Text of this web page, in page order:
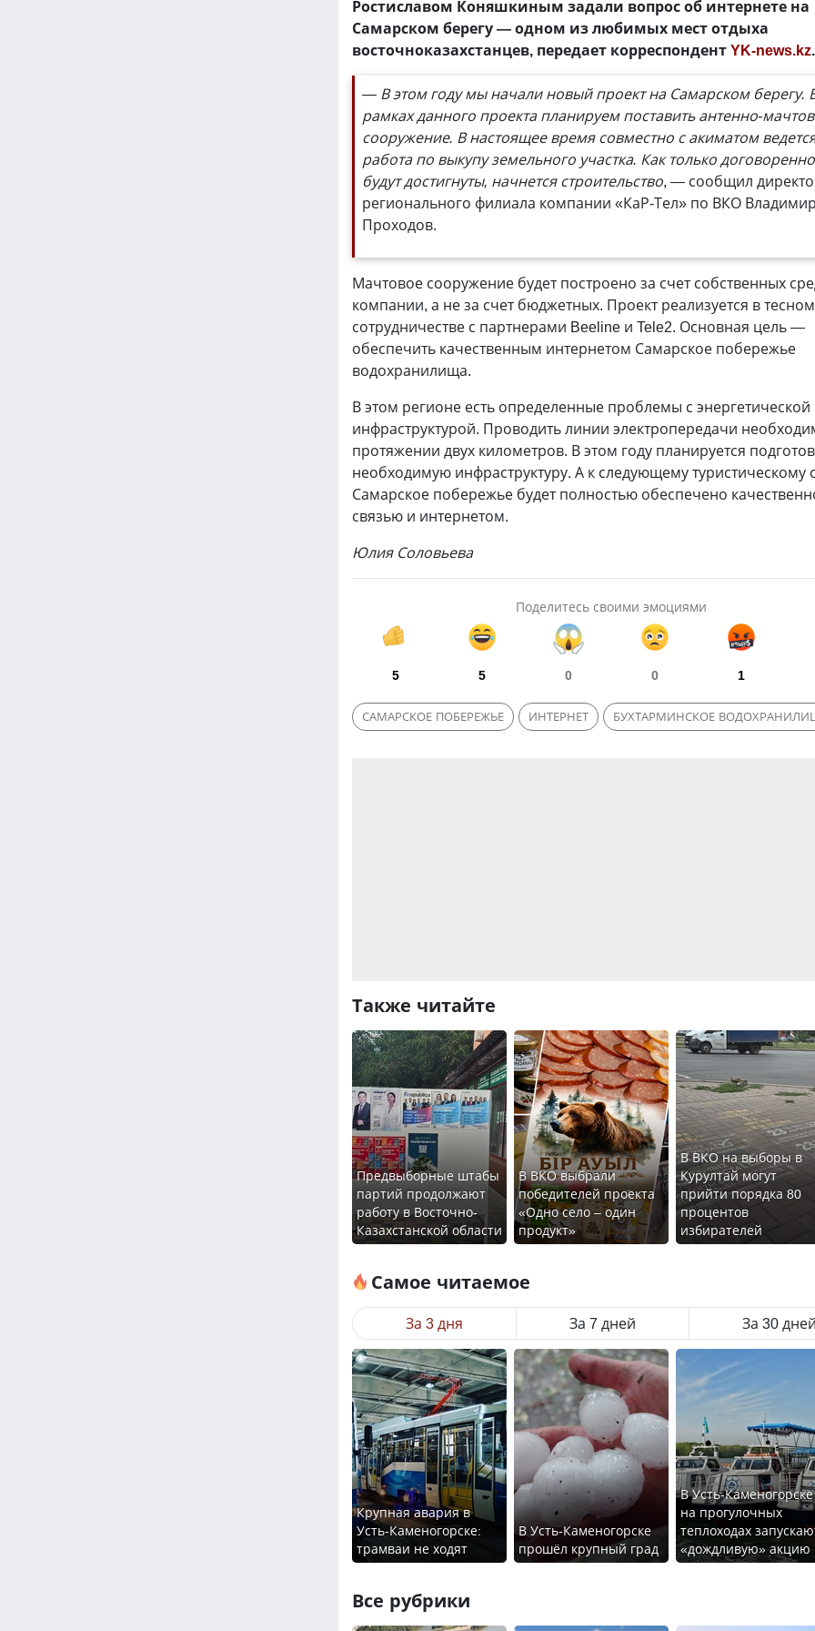
Ростиславом Коняшкиным задали вопрос об интернете на
Самарском берегу — одном из любимых мест отдыха
восточноказахстанцев, передает корреспондентYK-news.kz.
— В этом году мы начали новый проект на Самарском берегу.
рамках данного проекта планируем поставить антенно-
сооружение. В настоящее время совместно с акиматом
работа по выкупу земельного участка. Как только
будут достигнуты, начнется строительство, — сообщил
регионального филиала компании «КаР-Тел» по ВКО Владимир
Проходов.
Мачтовое сооружение будет построено за счет собственных
компании, а не за счет бюджетных. Проект реализуется в тесном
сотрудничестве с партнерами Beeline и Tele2. Основная цель —
обеспечить качественным интернетом Самарское побережье
водохранилища.
В этом регионе есть определенные проблемы с энергетической
инфраструктурой. Проводить линии электропередачи
протяжении двух километров. В этом году планируется
необходимую инфраструктуру. А к следующему туристическому
Самарское побережье будет полностью обеспечено
связью и интернетом.
Юлия Соловьева
Поделитесь своими эмоциями
5 5 0 0 1
САМАРСКОЕ ПОБЕРЕЖЬЕ ИНТЕРНЕТ БУХТАРМИНСКОЕ
Также читайте
Предвыборные штабы
партий продолжают
работу в Восточно-
Казахстанской области
В ВКО выбрали
победителей проекта
«Одно село – один
продукт»
В ВКО на выборы в
Курултай могут
прийти порядка 80
процентов
избирателей
Самое читаемое
За 3 дня
Крупная авария в
Усть-Каменогорске:
трамваи не ходят
В Усть-Каменогорске
прошёл крупный град
В Усть-Каменогорске
на прогулочных
теплоходах
«дождливую» акцию
За 7 дней За 30 дней
Все рубрики